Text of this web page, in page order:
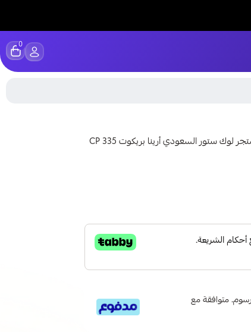
0
احصل على بطاقات شحن أرينا بريكوت 335 CP بأفضل سعر من متجر لوك ستور السعودي أرينا بريكوت 335 CP
بدون فوائد أو رسوم. متوافقة مع